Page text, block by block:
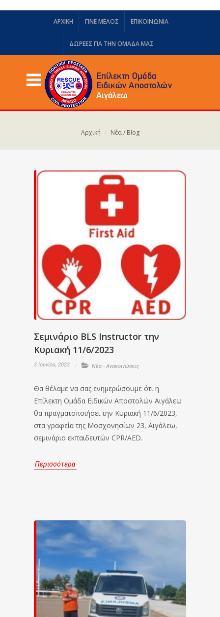
ΑΡΧΙΚΗ ΓΙΝΕ ΜΕΛΟΣ ΕΠΙΚΟΙΝΩΝΙΑ
ΔΩΡΕΈΣ ΓΙΑ ΤΗΝ ΟΜΆΔΑ ΜΑΣ
Αρχική Νέα / Blog
Σεμινάριο BLS Instructor την
Κυριακή 11/6/2023
3 Ιουνίου, 2023 Νέα - Ανακοινώσεις
Θα θέλαμε να σας ενημερώσουμε ότι η
Επίλεκτη Ομάδα Ειδικών Αποστολών Αιγάλεω
θα πραγματοποιήσει την Κυριακή 11/6/2023,
στα γραφεία της Μοσχονησίων 23, Αιγάλεω,
σεμινάριο εκπαιδευτών CPR/AED.
Περισσότερα